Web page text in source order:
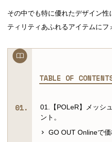
その中でも特に優れたデザイン
ティリティあふれるアイテムにフ
TABLE OF
01.【POLeR】メッシ
ント。
GO OUT Onlineで価